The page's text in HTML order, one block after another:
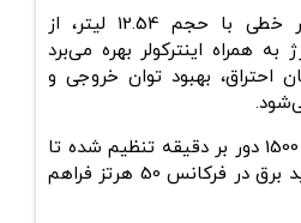
این موتور شش سیلندر خطی با حجم 12.54 لیتر، از
همراه اینترکولر بهره می‌برد
احتراق، بهبود توان خروجی و
دور موتور در حالت کاری 1500 دور بر دقیقه تنظیم شده تا
پایداری مناسبی برای تولید برق در فرکانس 50 هرتز فراهم